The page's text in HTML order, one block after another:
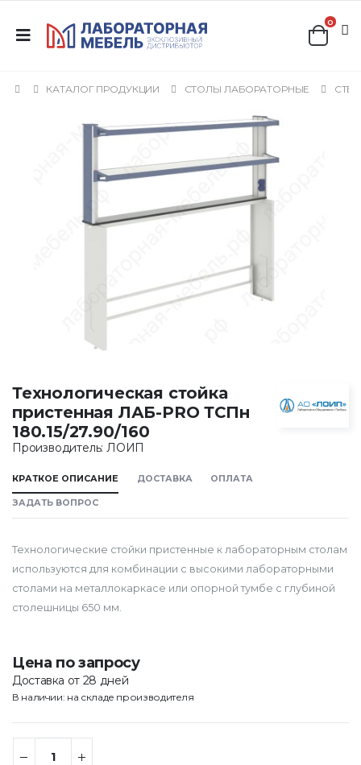
0
КАТАЛОГ ПРОДУКЦИИ СТОЛЫ ЛАБОРАТОРНЫЕ
Технологическая стойка
пристенная ЛАБ-PRO ТСПн
180.15/27.90/160
Производитель: ЛОИП
КРАТКОЕ ОПИСАНИЕ ДОСТАВКА ОПЛАТА
ЗАДАТЬ ВОПРОС
Технологические стойки пристенные к лабораторным столам
используются для комбинации с высокими лабораторными
столами на металлокаркасе или опорной тумбе с глубиной
столешницы 650 мм.
Цена по запросу
Доставка от 28 дней
В наличии: на складе производителя